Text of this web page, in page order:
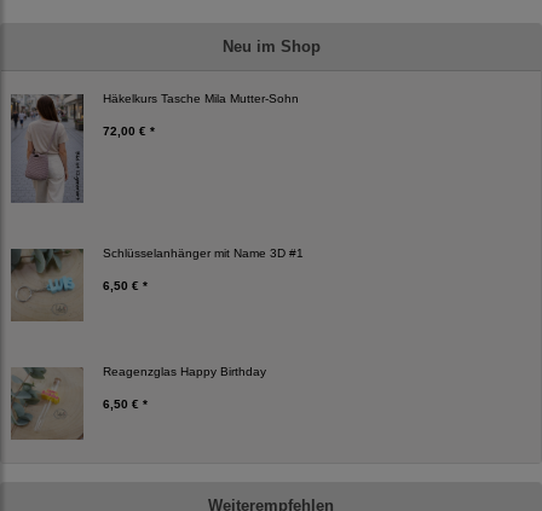
Neu im Shop
Häkelkurs Tasche Mila Mutter-Sohn
72,00 € *
Schlüsselanhänger mit Name 3D #1
6,50 € *
Reagenzglas Happy Birthday
6,50 € *
Weiterempfehlen